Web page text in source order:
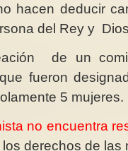
hacen deducir
del Rey y
de un
fueron
5 mujeres.
no encuentra
derechos de
La gestación
con discursos
mujeresLa
de las mujeres que
en la...